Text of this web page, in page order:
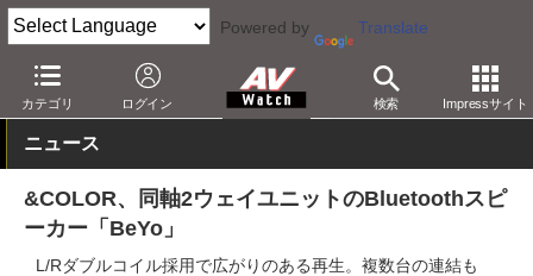
Powered by Translate
カテゴリ ログイン 検索 Impressサイト
AV Watch 製品 Bluetoothスピーカー
ニュース
&COLOR、同軸2ウェイユニットのBluetoothスピ
ーカー「BeYo」
L/Rダブルコイル採用で広がりのある再生。複数台の連結も